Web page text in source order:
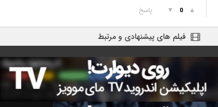
▲
0
▼ پاسخ
فیلم های پیشنهادی و مرتبط